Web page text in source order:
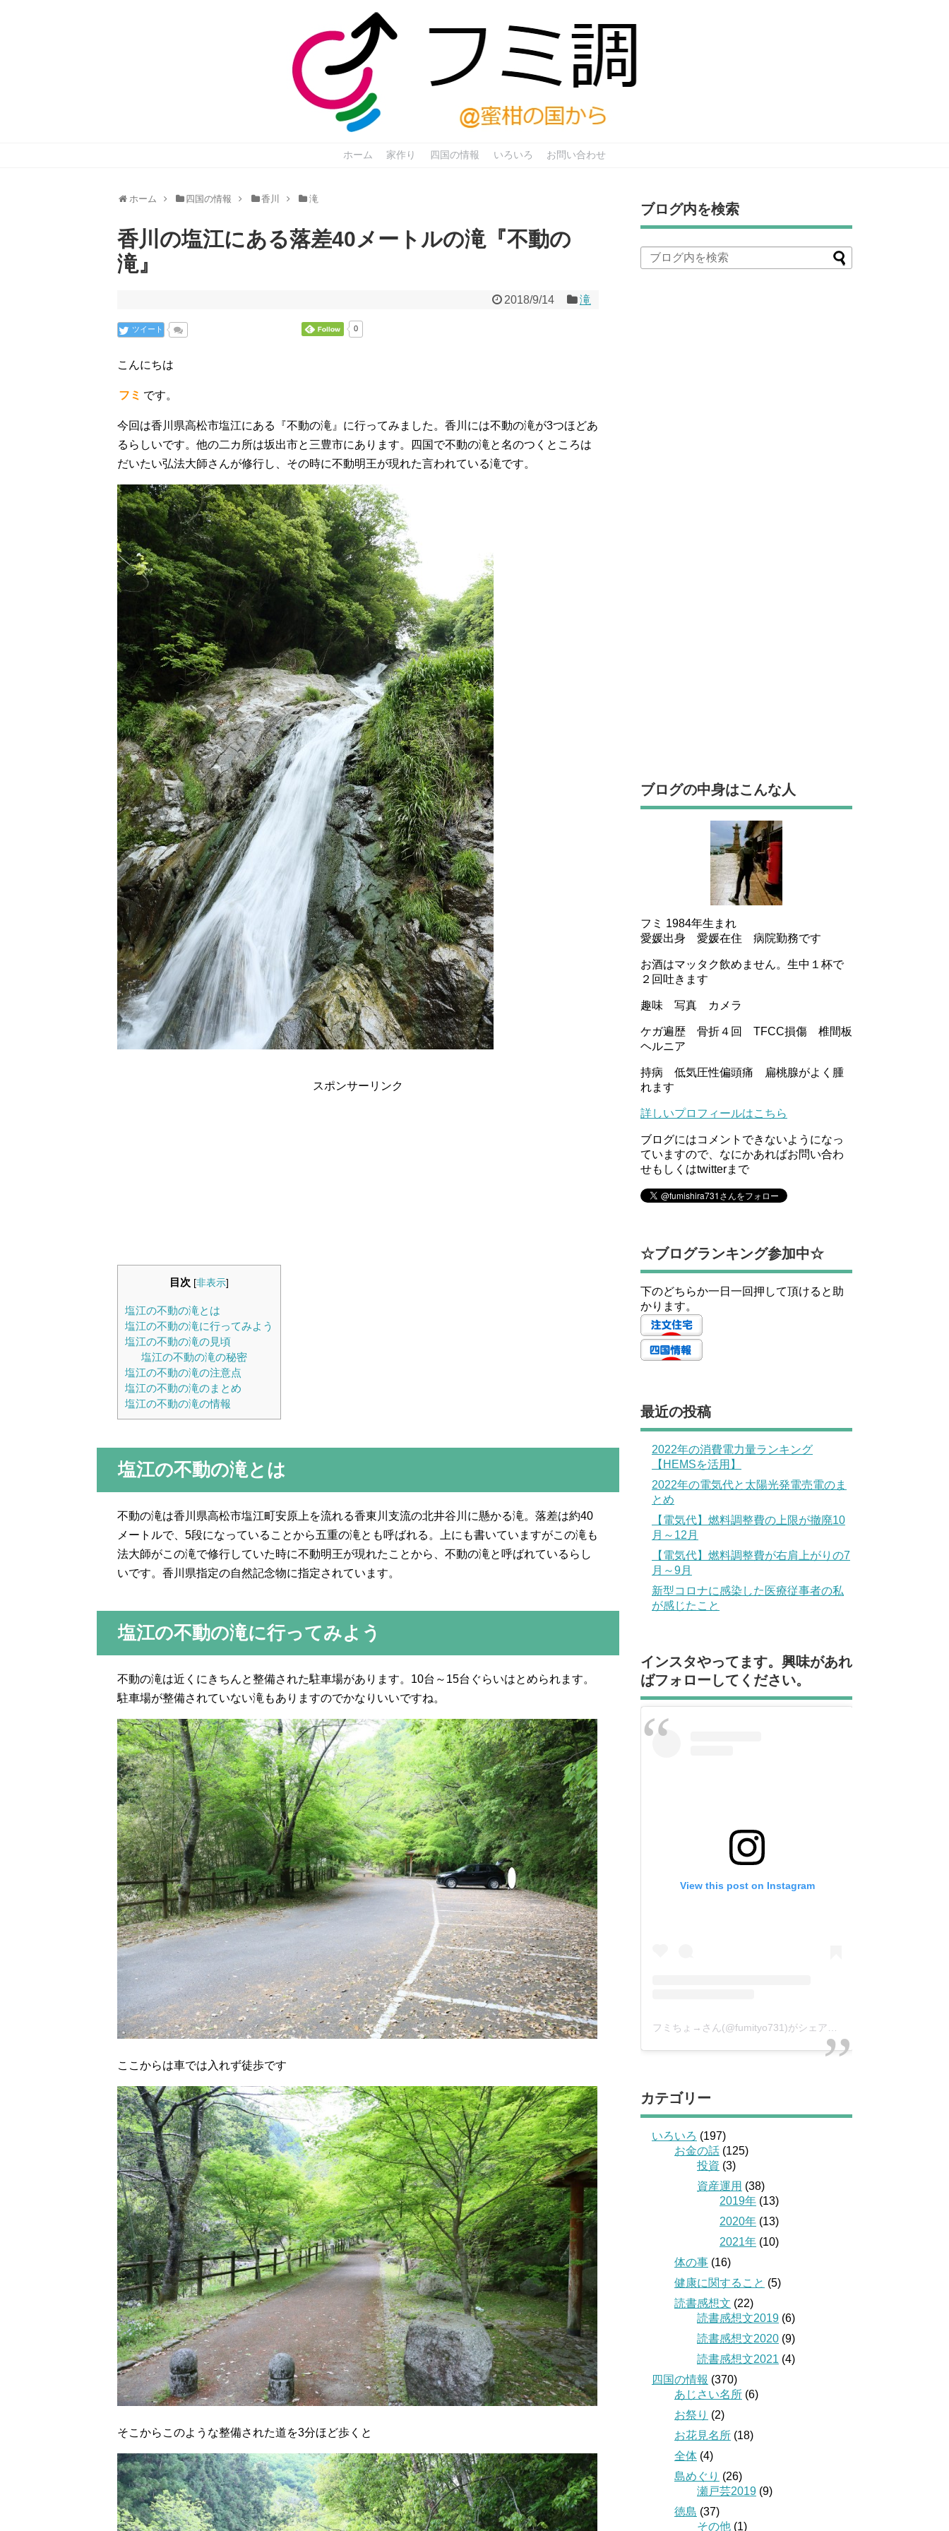
ホーム 家作り 四国の情報 いろいろ お問い合わせ
ホーム 四国の情報 香川 滝
香川の塩江にある落差40メートルの滝『不動の
滝』
2018/9/14 滝
ツイート 0
こんにちは
フミ です。
今回は香川県高松市塩江にある『不動の滝』に行ってみました。香川には不動の滝が3つほどあ
るらしいです。他の二カ所は坂出市と三豊市にあります。四国で不動の滝と名のつくところは
だいたい弘法大師さんが修行し、その時に不動明王が現れた言われている滝です。
スポンサーリンク
目次 [非表示]
塩江の不動の滝とは
塩江の不動の滝に行ってみよう
塩江の不動の滝の見頃
塩江の不動の滝の秘密
塩江の不動の滝の注意点
塩江の不動の滝のまとめ
塩江の不動の滝の情報
塩江の不動の滝とは
不動の滝は香川県高松市塩江町安原上を流れる香東川支流の北井谷川に懸かる滝。落差は約40
メートルで、5段になっていることから五重の滝とも呼ばれる。上にも書いていますがこの滝も
法大師がこの滝で修行していた時に不動明王が現れたことから、不動の滝と呼ばれているらし
いです。香川県指定の自然記念物に指定されています。
塩江の不動の滝に行ってみよう
不動の滝は近くにきちんと整備された駐車場があります。10台～15台ぐらいはとめられます。
駐車場が整備されていない滝もありますのでかなりいいですね。
ここからは車では入れず徒歩です
そこからこのような整備された道を3分ほど歩くと
ブログ内を検索
ブログの中身はこんな人
フミ 1984年生まれ
愛媛出身 愛媛在住 病院勤務です
お酒はマッタク飲めません。生中１杯で
２回吐きます
趣味 写真 カメラ
ケガ遍歴 骨折４回 TFCC損傷 椎間板
ヘルニア
持病 低気圧性偏頭痛 扁桃腺がよく腫
れます
詳しいプロフィールはこちら
ブログにはコメントできないようになっ
ていますので、なにかあればお問い合わ
せもしくはtwitterまで
☆ブログランキング参加中☆
下のどちらか一日一回押して頂けると助
かります。
最近の投稿
2022年の消費電力量ランキング
【HEMSを活用】
2022年の電気代と太陽光発電売電のま
とめ
【電気代】燃料調整費の上限が撤廃10
月～12月
【電気代】燃料調整費が右肩上がりの7
月～9月
新型コロナに感染した医療従事者の私
が感じたこと
インスタやってます。興味があれ
ばフォローしてください。
View this post on Instagram
フミちょ→さん(@fumityo731)がシェアした投稿
カテゴリー
いろいろ (197)
お金の話 (125)
投資 (3)
資産運用 (38)
2019年 (13)
2020年 (13)
2021年 (10)
体の事 (16)
健康に関すること (5)
読書感想文 (22)
読書感想文2019 (6)
読書感想文2020 (9)
読書感想文2021 (4)
四国の情報 (370)
あじさい名所 (6)
お祭り (2)
お花見名所 (18)
全体 (4)
島めぐり (26)
瀬戸芸2019 (9)
徳島 (37)
その他 (1)